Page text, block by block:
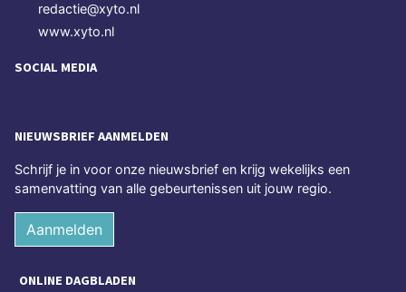
redactie@xyto.nl
www.xyto.nl
SOCIAL MEDIA
NIEUWSBRIEF AANMELDEN
Schrijf je in voor onze nieuwsbrief en krijg wekelijks een
samenvatting van alle gebeurtenissen uit jouw regio.
Aanmelden
ONLINE DAGBLADEN